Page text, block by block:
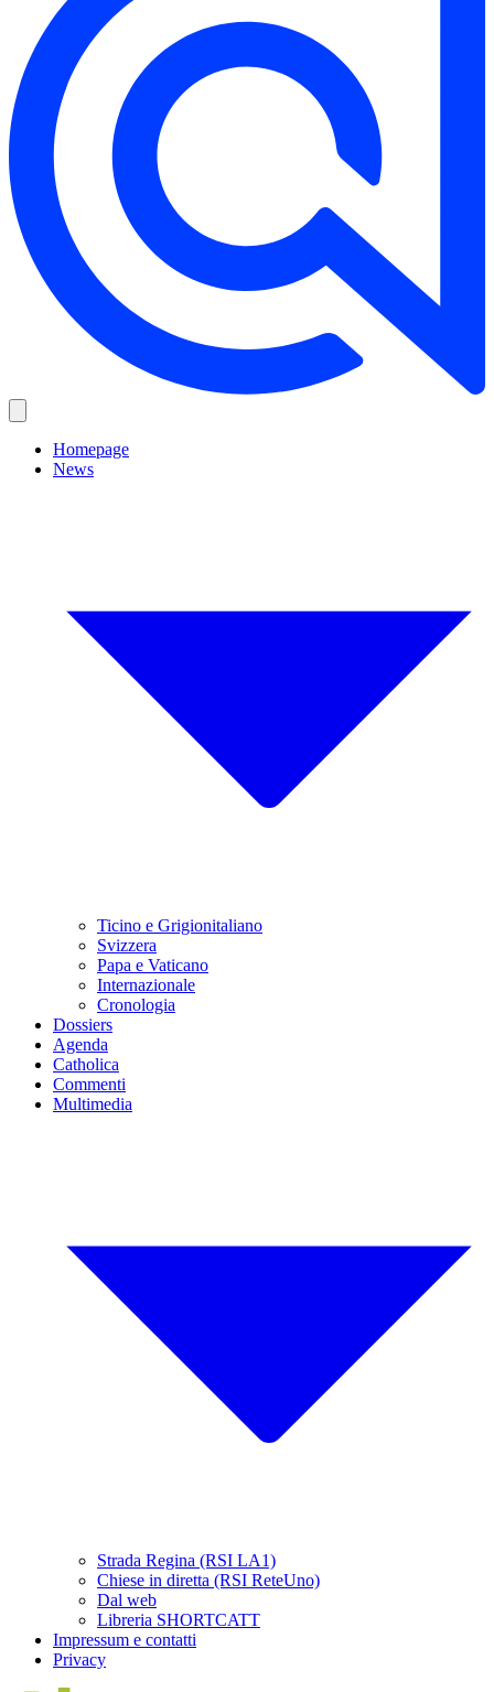
Homepage
News
Ticino e Grigionitaliano
Svizzera
Papa e Vaticano
Internazionale
Cronologia
Dossiers
Agenda
Catholica
Commenti
Multimedia
Strada Regina (RSI LA1)
Chiese in diretta (RSI ReteUno)
Dal web
Libreria SHORTCATT
Impressum e contatti
Privacy